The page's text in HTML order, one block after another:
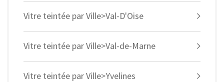
Vitre teintée par Ville>Val-D'Oise
Vitre teintée par Ville>Val-de-Marne
Vitre teintée par Ville>Yvelines